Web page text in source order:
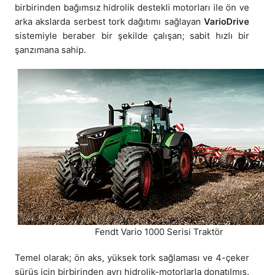
birbirinden bağımsız hidrolik destekli motorları ile ön ve
arka akslarda serbest tork dağıtımı sağlayan VarioDrive
sistemiyle beraber bir şekilde çalışan; sabit hızlı bir
şanzımana sahip.
Fendt Vario 1000 Serisi Traktör
Temel olarak; ön aks, yüksek tork sağlaması ve 4-çeker
sürüş için birbirinden ayrı hidrolik-motorlarla donatılmış.